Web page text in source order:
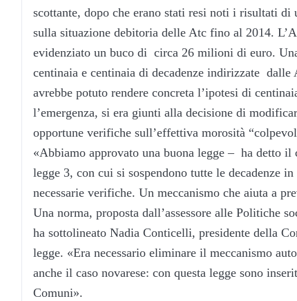
scottante, dopo che erano stati resi noti i risultati
sulla situazione debitoria delle Atc fino al 2014.
evidenziato un buco di circa 26 milioni di euro.
centinaia e centinaia di decadenze indirizzate
avrebbe potuto rendere concreta l’ipotesi di
l’emergenza, si era giunti alla decisione di
opportune verifiche sull’effettiva morosità
«Abbiamo approvato una buona legge – ha detto
legge 3, con cui si sospendono tutte le decadenze
necessarie verifiche. Un meccanismo che aiuta a
Una norma, proposta dall’assessore alle Politiche
ha sottolineato Nadia Conticelli, presidente della
legge. «Era necessario eliminare il meccanismo
anche il caso novarese: con questa legge sono
Comuni».